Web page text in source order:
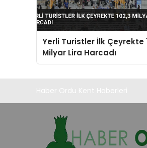
Yerli Turistler İlk Çeyrekte
Milyar Lira Harcadı